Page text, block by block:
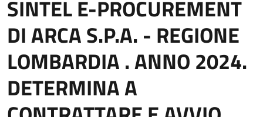
SINTEL E-PROCUREMENT
DI ARCA S.P.A. - REGIONE
LOMBARDIA . ANNO 2024.
DETERMINA A